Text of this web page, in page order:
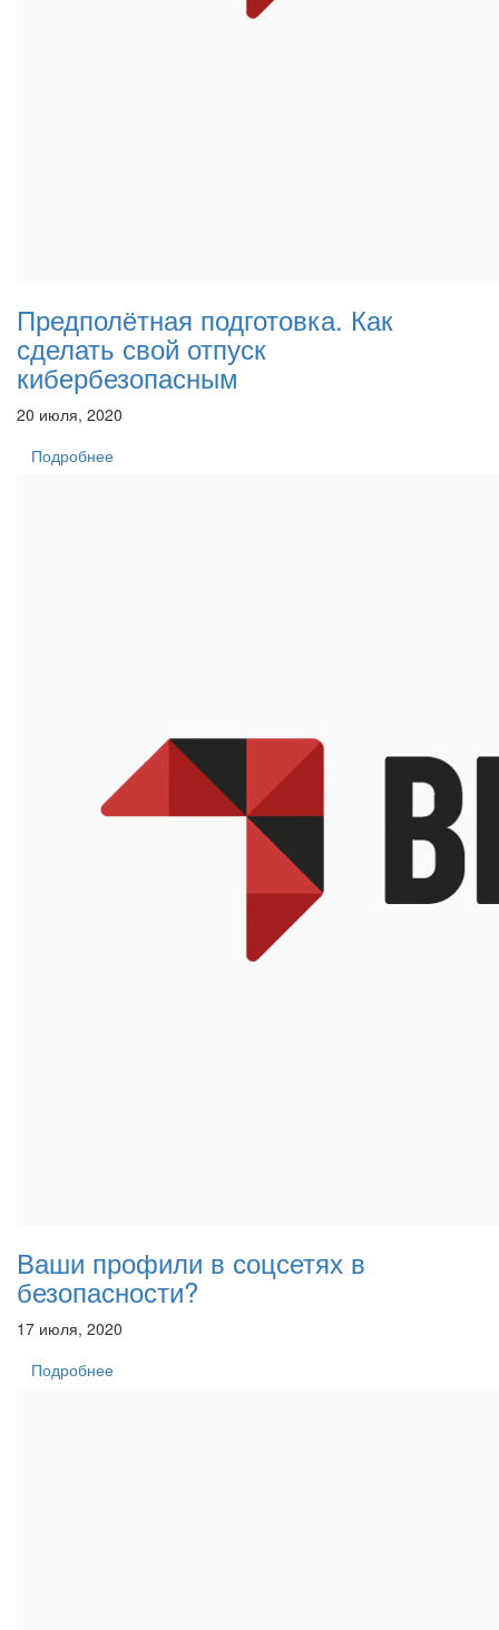
Предполётная подготовка. Как
сделать свой отпуск
кибербезопасным
20 июля, 2020
Подробнее
Ваши профили в соцсетях в
безопасности?
17 июля, 2020
Подробнее